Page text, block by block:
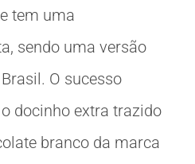
tem uma
sendo uma versão
O sucesso
docinho extra trazido
branco da marca